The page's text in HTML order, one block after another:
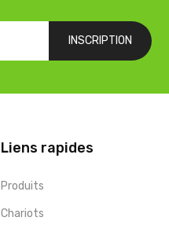
INSCRIPTION
Liens rapides
Produits
Chariots